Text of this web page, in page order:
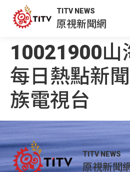
TITV NEWS
原視新聞網
10021900山
每日熱點新
族電視台
TITV NEWS
原視新聞